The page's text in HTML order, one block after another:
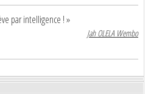
par intelligence ! »
Jah OLELA Wembo